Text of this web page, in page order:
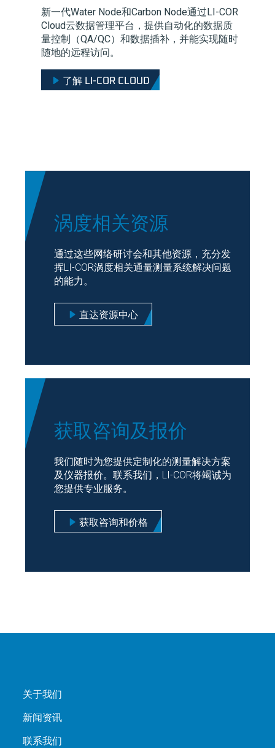
新一代Water Node和Carbon Node通过LI-COR
Cloud云数据管理平台，提供自动化的数据质
量控制（QA/QC）和数据插补，并能实现随时
随地的远程访问。
了解 LI-COR CLOUD
涡度相关资源
通过这些网络研讨会和其他资源，充分发
挥LI-COR涡度相关通量测量系统解决问题
的能力。
直达资源中心
获取咨询及报价
我们随时为您提供定制化的测量解决方案
及仪器报价。联系我们，LI-COR将竭诚为
您提供专业服务。
获取咨询和价格
关于我们
新闻资讯
联系我们